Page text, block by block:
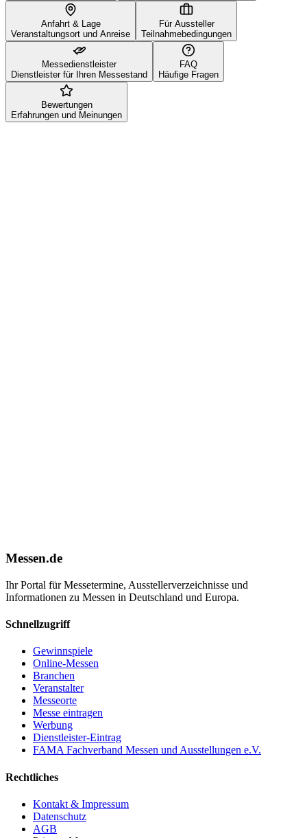
Anfahrt & Lage
Veranstaltungsort und Anreise
Für Aussteller
Teilnahmebedingungen
Messedienstleister
Dienstleister für Ihren Messestand
FAQ
Häufige Fragen
Bewertungen
Erfahrungen und Meinungen
Messen.de
Ihr Portal für Messetermine, Ausstellerverzeichnisse und
Informationen zu Messen in Deutschland und Europa.
Schnellzugriff
Gewinnspiele
Online-Messen
Branchen
Veranstalter
Messeorte
Messe eintragen
Werbung
Dienstleister-Eintrag
FAMA Fachverband Messen und Ausstellungen e.V.
Rechtliches
Kontakt & Impressum
Datenschutz
AGB